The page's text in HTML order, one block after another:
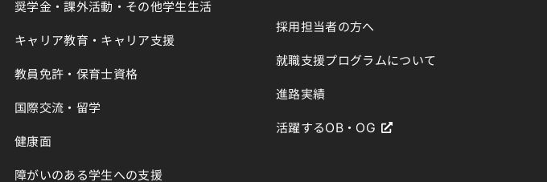
奨学金・課外活動・その他学生生活
キャリア教育・キャリア支援
教員免許・保育士資格
国際交流・留学
健康面
障がいのある学生への支援
採用担当者の方へ
就職支援プログラムについて
進路実績
活躍するOB・OG